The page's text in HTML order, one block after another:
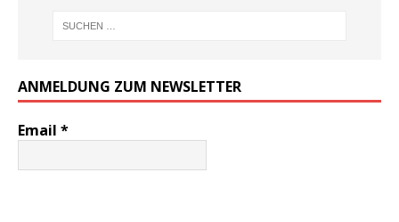
ANMELDUNG ZUM NEWSLETTER
Email *